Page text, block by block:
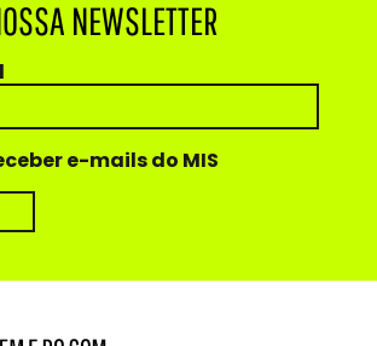
NEWSLETTER
e-mails do MIS